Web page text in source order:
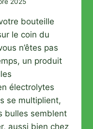
2025
bouteille
le coin du
n’êtes pas
un produit
électrolytes
se multiplient,
bulles semblent
aussi bien chez